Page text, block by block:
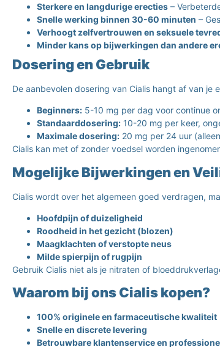
Sterkere en langdurige erecties –
Snelle werking binnen 30-60 minuten –
Verhoogt zelfvertrouwen en seksuele
Minder kans op bijwerkingen dan andere
Dosering en Gebruik
De aanbevolen dosering van Cialis hangt af van je
Beginners: 5-10 mg per dag voor continue
Standaarddosering: 10-20 mg per keer,
Maximale dosering: 20 mg per 24 uur
Cialis kan met of zonder voedsel worden
Mogelijke Bijwerkingen en
Cialis wordt over het algemeen goed verdragen,
Hoofdpijn of duizeligheid
Roodheid in het gezicht (blozen)
Maagklachten of verstopte neus
Milde spierpijn of rugpijn
Gebruik Cialis niet als je nitraten of
Waarom bij ons Cialis kopen?
100% originele en farmaceutische kwaliteit
Snelle en discrete levering
Betrouwbare klantenservice en